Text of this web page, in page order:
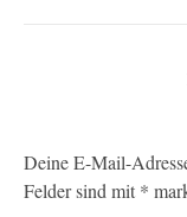
Deine E-Mail-
Felder sind mit *